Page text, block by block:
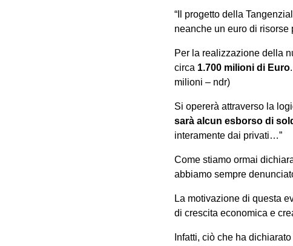
“Il progetto della
neanche un euro di risorse
Per la realizzazione della
circa 1.700 milioni di Euro
milioni – ndr)
Si opererà attraverso la
sarà alcun esborso di
interamente dai privati…”
Come stiamo ormai
abbiamo sempre
La motivazione di questa
di crescita economica e
Infatti, ciò che ha